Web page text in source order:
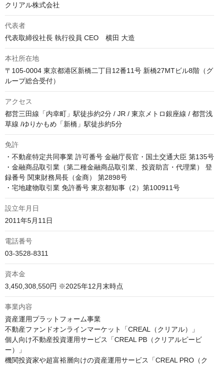
クリアル株式会社
代表者
代表取締役社長 執行役員 CEO　横田 大造
本社所在地
〒105-0004 東京都港区新橋二丁目12番11号 新橋27MTビル8階（グ
ループ総合受付）
アクセス
都営三田線「内幸町」駅徒歩約2分 / JR / 東京メトロ銀座線 / 都営浅
草線 /ゆりかもめ「新橋」駅徒歩約5分
免許
・不動産特定共同事業 許可番号 金融庁長官・国土交通大臣 第135号
・金融商品取引業（第二種金融商品取引業、投資助言・代理業） 登
録番号 関東財務局長（金商） 第2898号
・宅地建物取引業 免許番号 東京都知事（2）第100911号
設立年月日
2011年5月11日
電話番号
03-3528-8311
資本金
3,450,308,550円 ※2025年12月末時点
事業内容
資産運用プラットフォーム事業
不動産ファンドオンラインマーケット「CREAL（クリアル）」
個人向け不動産投資運用サービス「CREAL PB（クリアルピービ
ー）」
機関投資家や超富裕層向けの資産運用サービス「CREAL PRO（ク